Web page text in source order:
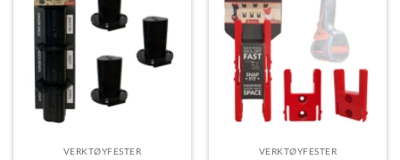
VERKTØYFESTER VERKTØYFESTER